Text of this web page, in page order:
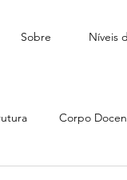
Sobre Níveis
Corpo